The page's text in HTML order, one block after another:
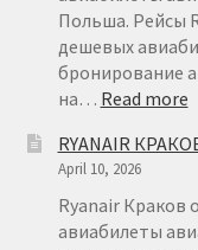
Польша. Рейсы
дешевых
бронирование
на… Read more:
RYANAIR
April 10, 2026
Ryanair Краков
авиабилеты